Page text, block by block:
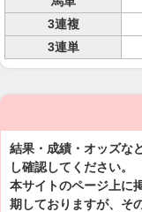
3連複
3連単
結果・成績・オッズな
し確認してください。
本サイトのページ上に
期しておりますが、そ